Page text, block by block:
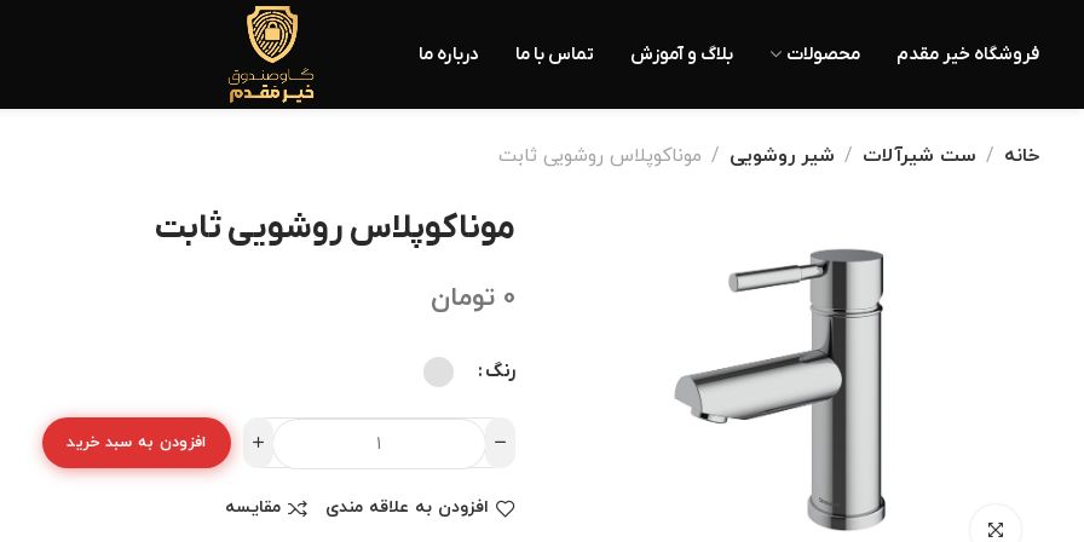
فروشگاه خیر مقدم محصولات بلاگ و آموزش تماس با ما درباره ما
خانه ست شیرآلات شیر روشویی موناکوپلاس روشویی ثابت
موناکوپلاس روشویی ثابت
0 تومان
رنگ
افزودن به سبد خرید
افزودن به علاقه مندی مقایسه